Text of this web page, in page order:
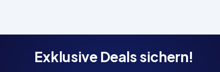
Exklusive Deals sichern!